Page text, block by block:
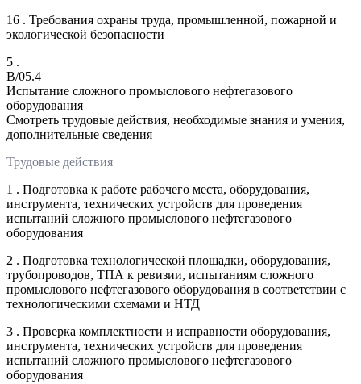
16 . Требования охраны труда, промышленной, пожарной и
экологической безопасности
5 .
B/05.4
Испытание сложного промыслового нефтегазового
оборудования
Смотреть трудовые действия, необходимые знания и умения,
дополнительные сведения
Трудовые действия
1 . Подготовка к работе рабочего места, оборудования,
инструмента, технических устройств для проведения
испытаний сложного промыслового нефтегазового
оборудования
2 . Подготовка технологической площадки, оборудования,
трубопроводов, ТПА к ревизии, испытаниям сложного
промыслового нефтегазового оборудования в соответствии с
технологическими схемами и НТД
3 . Проверка комплектности и исправности оборудования,
инструмента, технических устройств для проведения
испытаний сложного промыслового нефтегазового
оборудования